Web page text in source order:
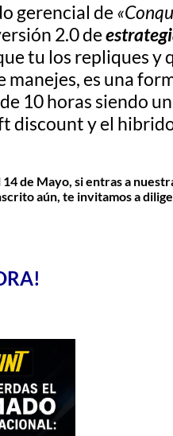
gerencial de
2.0 de
tu los repliques y
es una
10 horas siendo
discount y el
de Mayo, si entras a
aún, te invitamos a